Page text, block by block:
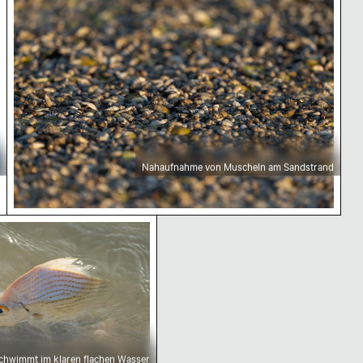
Nahaufnahme von Muscheln am Sandstrand
Biosphärenreservat
im klaren flachen Wasser
im klaren flachen Wasser